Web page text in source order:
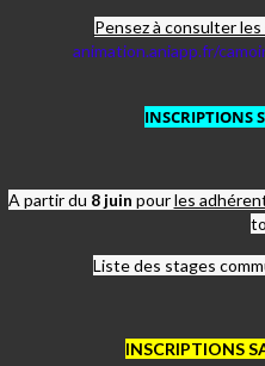
Pensez à consulter
animation.aniapp.fr/
INSCRIPTIONS
A partir du 8 juin pourles
Liste des stages
INSCRIPTIONS